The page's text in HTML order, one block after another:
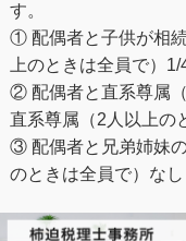
す。
① 配偶者と子供が相
上のときは全員で）1/
② 配偶者と直系尊属
直系尊属（2人以上の
③ 配偶者と兄弟姉妹
のときは全員で）なし